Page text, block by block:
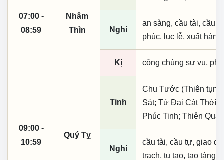
07:00 -
08:59
Nhâm
Thìn
Nghi
an sàng, cầu tài, cầu
phúc, lục lễ, xuất
Kị công chúng sự vụ,
09:00 -
10:59
Quý Tỵ
Tinh
Chu Tước (Thiên
Sát; Tứ Đại Cát Thời;
Phúc Tinh; Thiên Quan
Nghi
cầu tài, cầu tự, giao
trạch, tu tạo, tạo táng,